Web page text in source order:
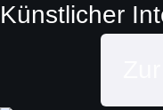
Künstlicher